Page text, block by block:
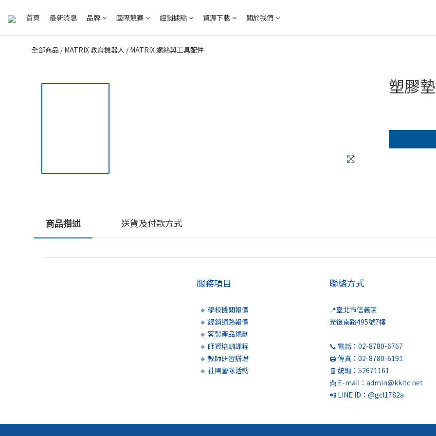
首頁 最新消息 品牌 國際競賽 經銷據點 資源下載 關於我們
全部商品 / MATRIX 教育機器人 / MATRIX 螺絲與工具配件
塑膠
商品描述 送貨及付款方式
服務項目
🔹 學校機關報價
🔹 經銷通路報價
🔹 客製產品規劃
🔹 師資培訓課程
🔹 教師研習辦理
🔹 社團營隊活動
聯絡方式
📍臺北市信義區
光復南路495號7樓
📞 電話：02-8780-6767
🖨️ 傳真：02-8780-6191
🧾 統編：52671161
📩 E-mail：admin@kkitc.net
📲 LINE ID：@gcl1782a